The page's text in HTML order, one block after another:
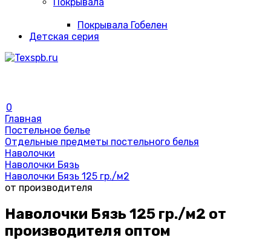
Покрывала Гобелен
Детская серия
0
Главная
Постельное белье
Отдельные предметы постельного белья
Наволочки
Наволочки Бязь
Наволочки Бязь 125 гр./м2
от производителя
Наволочки Бязь 125 гр./м2 от
производителя оптом